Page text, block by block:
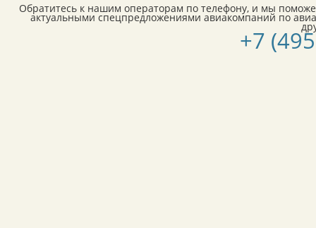
Обратитесь к нашим операторам по телефону, и мы
актуальными спецпредложениями авиакомпаний по
+7